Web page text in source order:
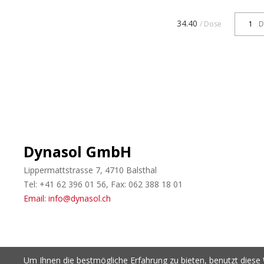
Wasserbasierende
Dickschichtlasur für
und Aussenbereich.
Lasur mit hohem
34.40 / Dose
Dynasol GmbH
Lippermattstrasse 7, 4710 Balsthal
Tel: +41 62 396 01 56, Fax: 062 388 18 01
Email: info@dynasol.ch
Um Ihnen die bestmögliche Erfahrung zu bieten, benutzt